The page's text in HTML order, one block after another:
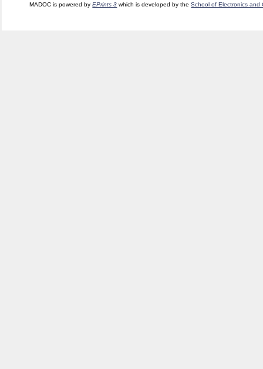
MADOC is powered byEPrints 3 which is developed by theSchool of Electronics and